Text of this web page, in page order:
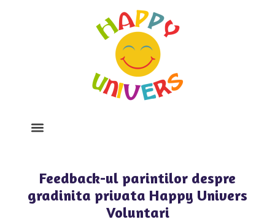
Feedback-ul parintilor despre
gradinita privata Happy Univers
Voluntari